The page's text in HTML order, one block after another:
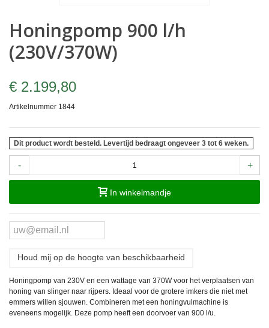
Honingpomp 900 l/h
(230V/370W)
€ 2.199,80
Artikelnummer 1844
Dit product wordt besteld. Levertijd bedraagt ongeveer 3 tot 6 weken.
- +
In winkelmandje
Houd mij op de hoogte van beschikbaarheid
Honingpomp van 230V en een wattage van 370W voor het verplaatsen van
honing van slinger naar rijpers. Ideaal voor de grotere imkers die niet met
emmers willen sjouwen. Combineren met een honingvulmachine is
eveneens mogelijk. Deze pomp heeft een doorvoer van 900 l/u.